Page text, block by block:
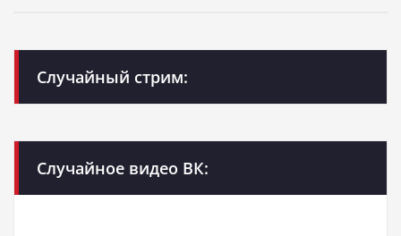
Случайный стрим:
Случайное видео ВК: